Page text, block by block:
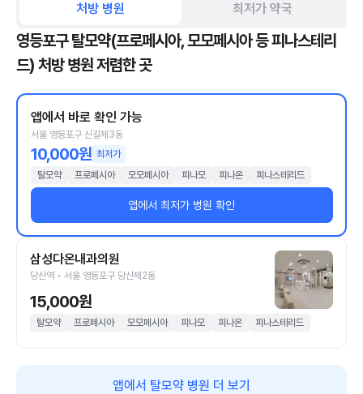
처방 병원 최저가 약국
영등포구 탈모약(프로페시아, 모모페시아 등 피나스테리
드) 처방 병원 저렴한 곳
앱에서 바로 확인 가능
서울 영등포구 신길제3동
10,000원 최저가
탈모약
프로페시아 모모페시아 피나모 피나온 피나스테리드
앱에서 최저가 병원 확인
삼성다온내과의원
당산역 • 서울 영등포구 당산제2동
15,000원
탈모약 프로페시아 모모페시아 피나모 피나온 피나스테리드
앱에서 탈모약 병원 더 보기